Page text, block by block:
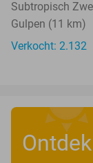
Subtropisch
Gulpen (11 km)
Verkocht: 2.132